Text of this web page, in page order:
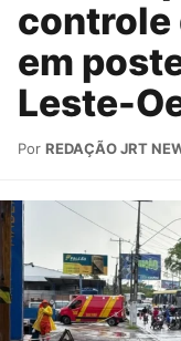
controle
em
Leste-
Por REDAÇÃO JRT